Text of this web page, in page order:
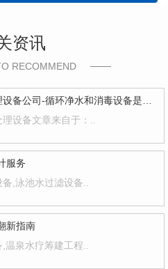
资讯
RECOMMEND
设备文章来自于：..
服务
,泳池水过滤设备..
新指南
温泉水疗筹建工程..